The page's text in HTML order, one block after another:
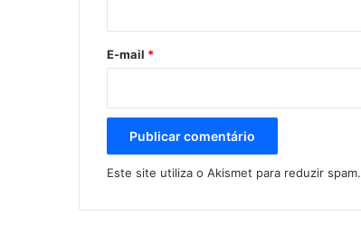
*
E-mail *
Este site utiliza o Akismet para reduzir spam.